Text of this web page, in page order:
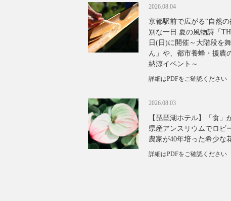
2026.08.04
京都駅前で広がる“自然
別な一日 夏の風物詩「
日(日)に開催～大階段を
ん」や、都市養蜂・援農
納涼イベント～
詳細はPDFをご確認ください
2026.08.03
【琵琶湖ホテル】「食
県産アンスリウムでロビ
農家が40年培った希少な
詳細はPDFをご確認ください